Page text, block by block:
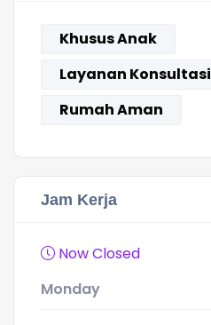
Khusus Anak
Layanan Konsultasi
Rumah Aman
Jam Kerja
Now Closed
Monday